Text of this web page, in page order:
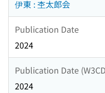
伊東 : 杢太郎会
Publication Date
2024
Publication Date
2024